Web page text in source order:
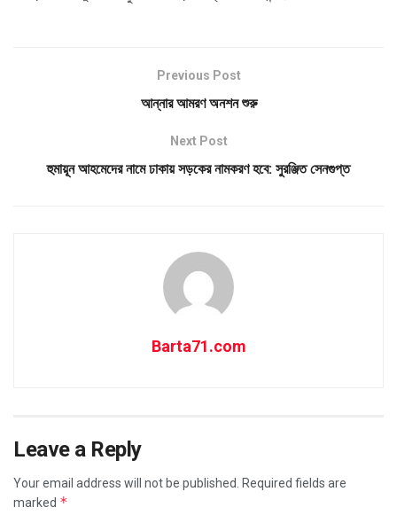
Previous Post
আন্নার আমরণ অনশন শুরু
Next Post
হুমায়ূন আহমেদের নামে ঢাকায় সড়কের নামকরণ হবে: সুরঞ্জিত সেনগুপ্ত
Barta71.com
Leave a Reply
Your email address will not be published. Required fields are
marked *